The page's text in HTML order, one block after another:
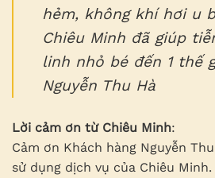
hẻm, không khí hơi u
Chiêu Minh đã giúp
linh nhỏ bé đến 1 thế
Nguyễn Thu Hà
Lời cảm ơn từ Chiêu Minh:
Cảm ơn Khách hàng Nguyễn
sử dụng dịch vụ của Chiêu